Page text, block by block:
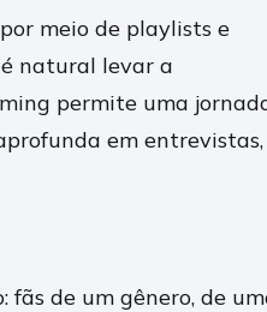
meio de playlists e
é natural levar a
permite uma
em entrevistas,
de um gênero, de